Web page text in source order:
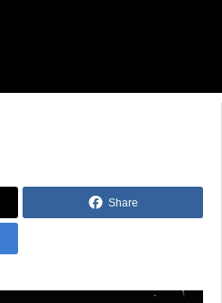
Share